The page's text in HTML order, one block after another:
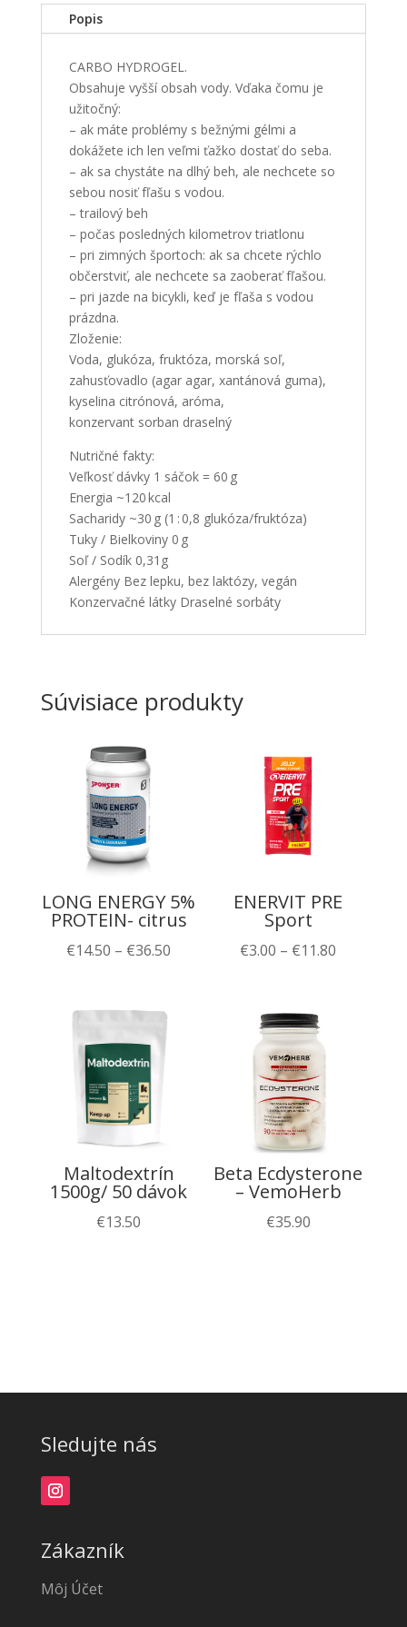
Popis
CARBO HYDROGEL.
Obsahuje vyšší obsah vody. Vďaka čomu je
užitočný:
– ak máte problémy s bežnými gélmi a
dokážete ich len veľmi ťažko dostať do seba.
– ak sa chystáte na dlhý beh, ale nechcete so
sebou nosiť fľašu s vodou.
– trailový beh
– počas posledných kilometrov triatlonu
– pri zimných športoch: ak sa chcete rýchlo
občerstviť, ale nechcete sa zaoberať fľašou.
– pri jazde na bicykli, keď je fľaša s vodou
prázdna.
Zloženie:
Voda, glukóza, fruktóza, morská soľ,
zahusťovadlo (agar agar, xantánová guma),
kyselina citrónová, aróma,
konzervant sorban draselný
Nutričné fakty:
Veľkosť dávky 1 sáčok = 60 g
Energia ~120 kcal
Sacharidy ~30 g (1 : 0,8 glukóza/fruktóza)
Tuky / Bielkoviny 0 g
Soľ / Sodík 0,31g
Alergény Bez lepku, bez laktózy, vegán
Konzervačné látky Draselné sorbáty
Súvisiace produkty
LONG ENERGY 5%
PROTEIN- citrus
€14.50 – €36.50
ENERVIT PRE
Sport
€3.00 – €11.80
Maltodextrín
1500g/ 50 dávok
€13.50
Beta Ecdysterone
– VemoHerb
€35.90
Sledujte nás
Zákazník
Môj Účet